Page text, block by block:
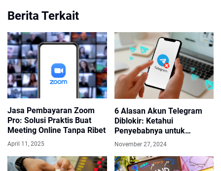
Berita Terkait
Jasa Pembayaran Zoom
Pro: Solusi Praktis Buat
Meeting Online Tanpa Ribet
April 11, 2025
6 Alasan Akun Telegram
Diblokir: Ketahui
Penyebabnya untuk
Menghindari Masalah
November 27, 2024